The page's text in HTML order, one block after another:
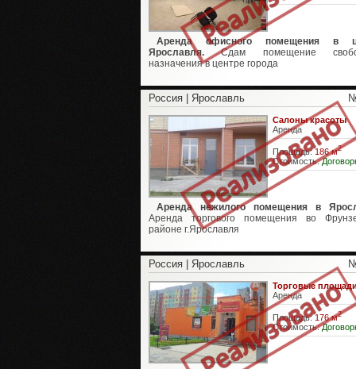
Аренда офисного помещения в
Ярославля. Сдам помещение
назначения в центре города
Россия | Ярославль
Салоны красоты
Аренда
Площадь:186 м2
Стоимость:
Аренда нежилого помещения в
Аренда торгового помещения во
районе г.Ярославля
Россия | Ярославль
Торговые
Аренда
Площадь:176 м2
Стоимость: